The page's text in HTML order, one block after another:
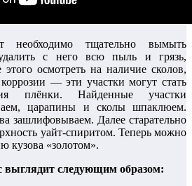
необходимо тщательно вымыть
с него всю пыль и грязь,
осмотреть на наличие сколов,
— эти участки могут стать
плёнки. Найденные участки
царапины и сколы шпаклюем.
зашлифовываем. Далее старательно
уайт-спиритом. Теперь можно
кузова «золотом».
выглядит следующим образом: